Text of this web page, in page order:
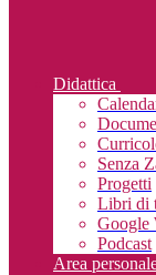
Didattica
Senza
Progetti
Libri di
Google
Podcast
Area